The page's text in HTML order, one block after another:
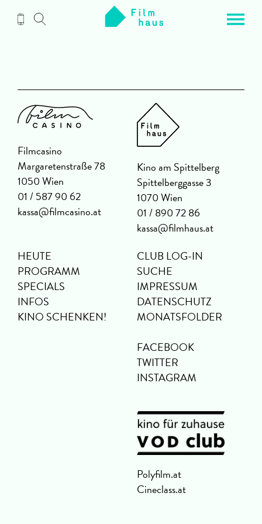
Inhalt
Filmcasino
Margaretenstraße 78
1050 Wien
01 / 587 90 62
kassa@filmcasino.at
Kino am Spittelberg
Spittelberggasse 3
1070 Wien
01 / 890 72 86
kassa@filmhaus.at
HEUTE
PROGRAMM
SPECIALS
INFOS
KINO SCHENKEN!
CLUB LOG-IN
SUCHE
IMPRESSUM
DATENSCHUTZ
MONATSFOLDER
FACEBOOK
TWITTER
INSTAGRAM
Polyfilm.at
Cineclass.at